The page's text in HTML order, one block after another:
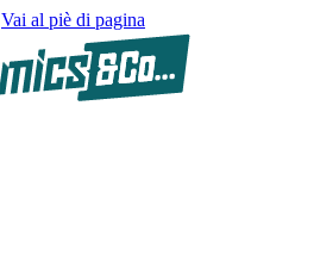
Vai al piè di pagina